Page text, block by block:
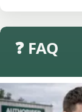
❓ FAQ